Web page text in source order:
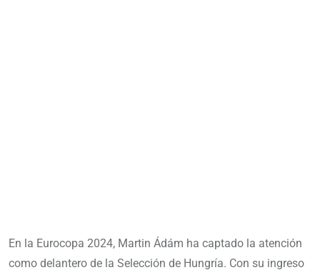
En la Eurocopa 2024, Martin Ádám ha captado la atención
como delantero de la Selección de Hungría. Con su ingreso